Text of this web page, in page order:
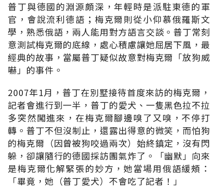
普丁與德國的淵源頗深，年輕時是派駐東德的軍
官，會說流利德語；梅克爾則從小仰慕俄羅斯文
學，熟悉俄語，兩人能用對方語言交談。普丁常刻
意測試梅克爾的底線，處心積慮讓她屈居下風，最
經典的故事，當屬普丁疑似故意對梅克爾「放狗威
嚇」的事件。
2007年1月，普丁在別墅接待首度來訪的梅克爾，
記者會進行到一半，普丁的愛犬、一隻黑色拉不拉
多突然闖進來，在梅克爾腳邊嗅了又嗅，不停打
轉。普丁不但沒制止，還露出得意的微笑，而怕狗
的梅克爾（因曾被狗咬過兩次）始終鎮定，沒有閃
躲，卻讓隨行的德國採訪團氣炸了。「幽默」向來
是梅克爾化解緊張的妙方，她當場用俄語緩頰：
「畢竟，她（普丁愛犬）不會吃了記者！」